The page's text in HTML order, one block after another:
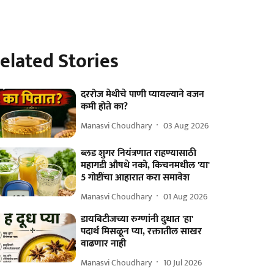
Stories
दररोज मेथीचे पाणी प्यायल्याने वजन
कमी होते का?
Manasvi Choudhary 03 Aug 2026
ब्लड शुगर नियंत्रणात राहण्यासाठी
महागडी औषधे नको, किचनमधील 'या'
5 गोष्टींचा आहारात करा समावेश
Manasvi Choudhary 01 Aug 2026
डायबिटीजच्या रुग्णांनी दुधात 'हा'
पदार्थ मिसळून प्या, रक्तातील साखर
वाढणार नाही
Manasvi Choudhary 10 Jul 2026